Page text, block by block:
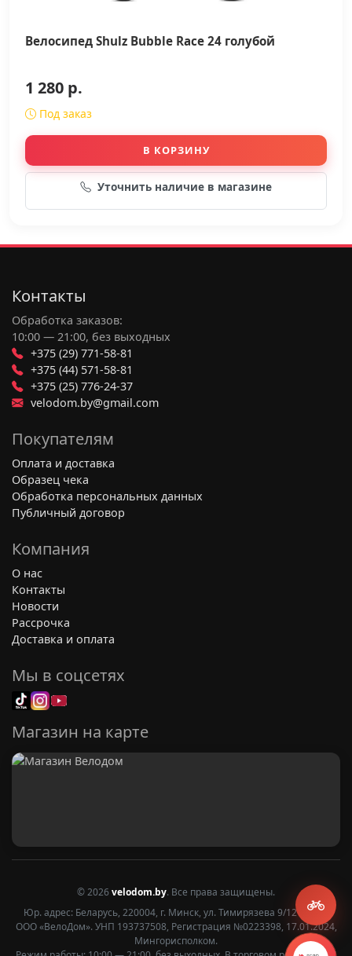
Велосипед Shulz Bubble Race 24 голубой
1 280 р.
Под заказ
В КОРЗИНУ
Уточнить наличие в магазине
Контакты
Обработка заказов:
10:00 — 21:00, без выходных
+375 (29) 771-58-81
+375 (44) 571-58-81
+375 (25) 776-24-37
velodom.by@gmail.com
Покупателям
Оплата и доставка
Образец чека
Обработка персональных данных
Публичный договор
Компания
О нас
Контакты
Новости
Рассрочка
Доставка и оплата
Мы в соцсетях
Магазин на карте
© 2026velodom.by. Все права защищены.
Юр. адрес: Беларусь, 220004, г. Минск, ул. Тимирязева 9/12 2 этаж
ООО «ВелоДом». УНП 193737508, Регистрация №0223398, 17.01.2024,
Мингорисполком.